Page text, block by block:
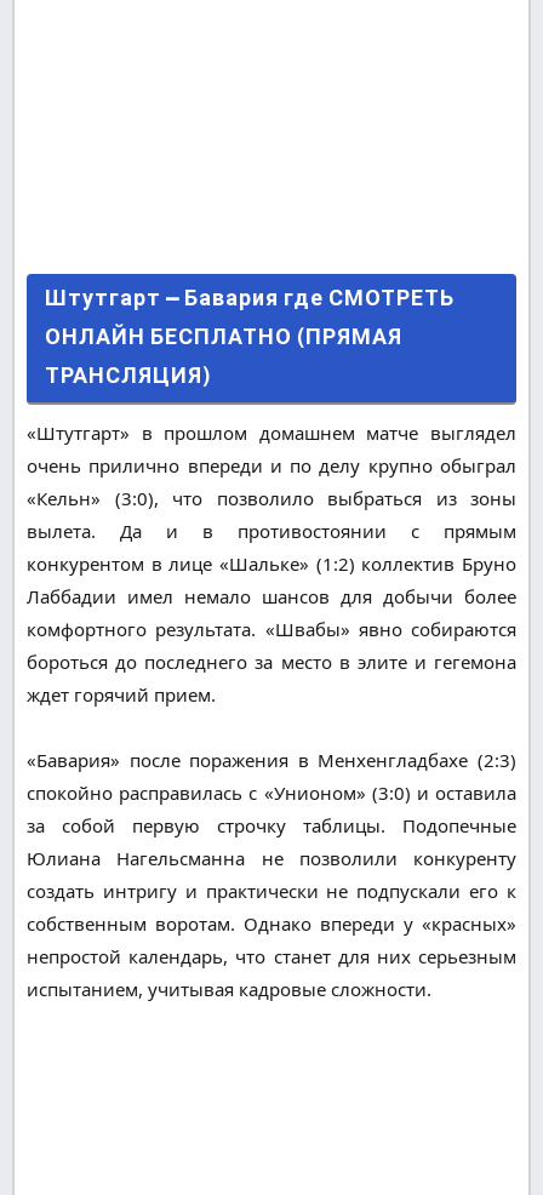
Штутгарт – Бавария где СМОТРЕТЬ ОНЛАЙН
БЕСПЛАТНО (ПРЯМАЯ ТРАНСЛЯЦИЯ)
Штутгарт – Бавария где СМОТРЕТЬ
ОНЛАЙН БЕСПЛАТНО (ПРЯМАЯ
ТРАНСЛЯЦИЯ)
«Штутгарт» в прошлом домашнем матче выглядел
очень прилично впереди и по делу крупно обыграл
«Кельн» (3:0), что позволило выбраться из зоны
вылета. Да и в противостоянии с прямым
конкурентом в лице «Шальке» (1:2) коллектив Бруно
Лаббадии имел немало шансов для добычи более
комфортного результата. «Швабы» явно собираются
бороться до последнего за место в элите и гегемона
ждет горячий прием.
«Бавария» после поражения в Менхенгладбахе (2:3)
спокойно расправилась с «Унионом» (3:0) и оставила
за собой первую строчку таблицы. Подопечные
Юлиана Нагельсманна не позволили конкуренту
создать интригу и практически не подпускали его к
собственным воротам. Однако впереди у «красных»
непростой календарь, что станет для них серьезным
испытанием, учитывая кадровые сложности.